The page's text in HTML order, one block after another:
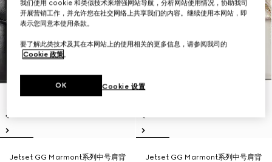
Jetset GG Marmont系列中号肩背
Jetset GG Marmont系列中号肩背
我们使用 cookie 和类似技术来增强网站导航，分析网站使用情况，协助我司
开展营销工作，并允许您在社交网络上共享我们的内容。继续使用本网站，即
表示您同意本使用条款。
要了解此类技术及其在本网站上的使用相关的更多信息，请参阅我司的
Cookie 政策。
Cookie 设置
OK